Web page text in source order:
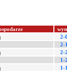
2-
2-
2-
1-
1-